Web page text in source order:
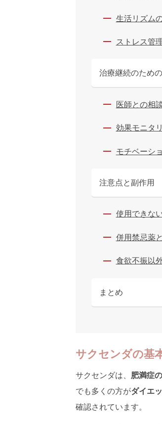
生活リズム
ストレス管
治療継続のため
医師との相
効果モニタ
モチベーシ
注意点と副作用
使用できな
併用禁忌薬
食欲不振以
まとめ
サクセンダの基
サクセンダは、 肥満症
でも多くの方がダイエ
確認されています。